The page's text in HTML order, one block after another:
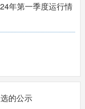
年第一季度运行情
的公示